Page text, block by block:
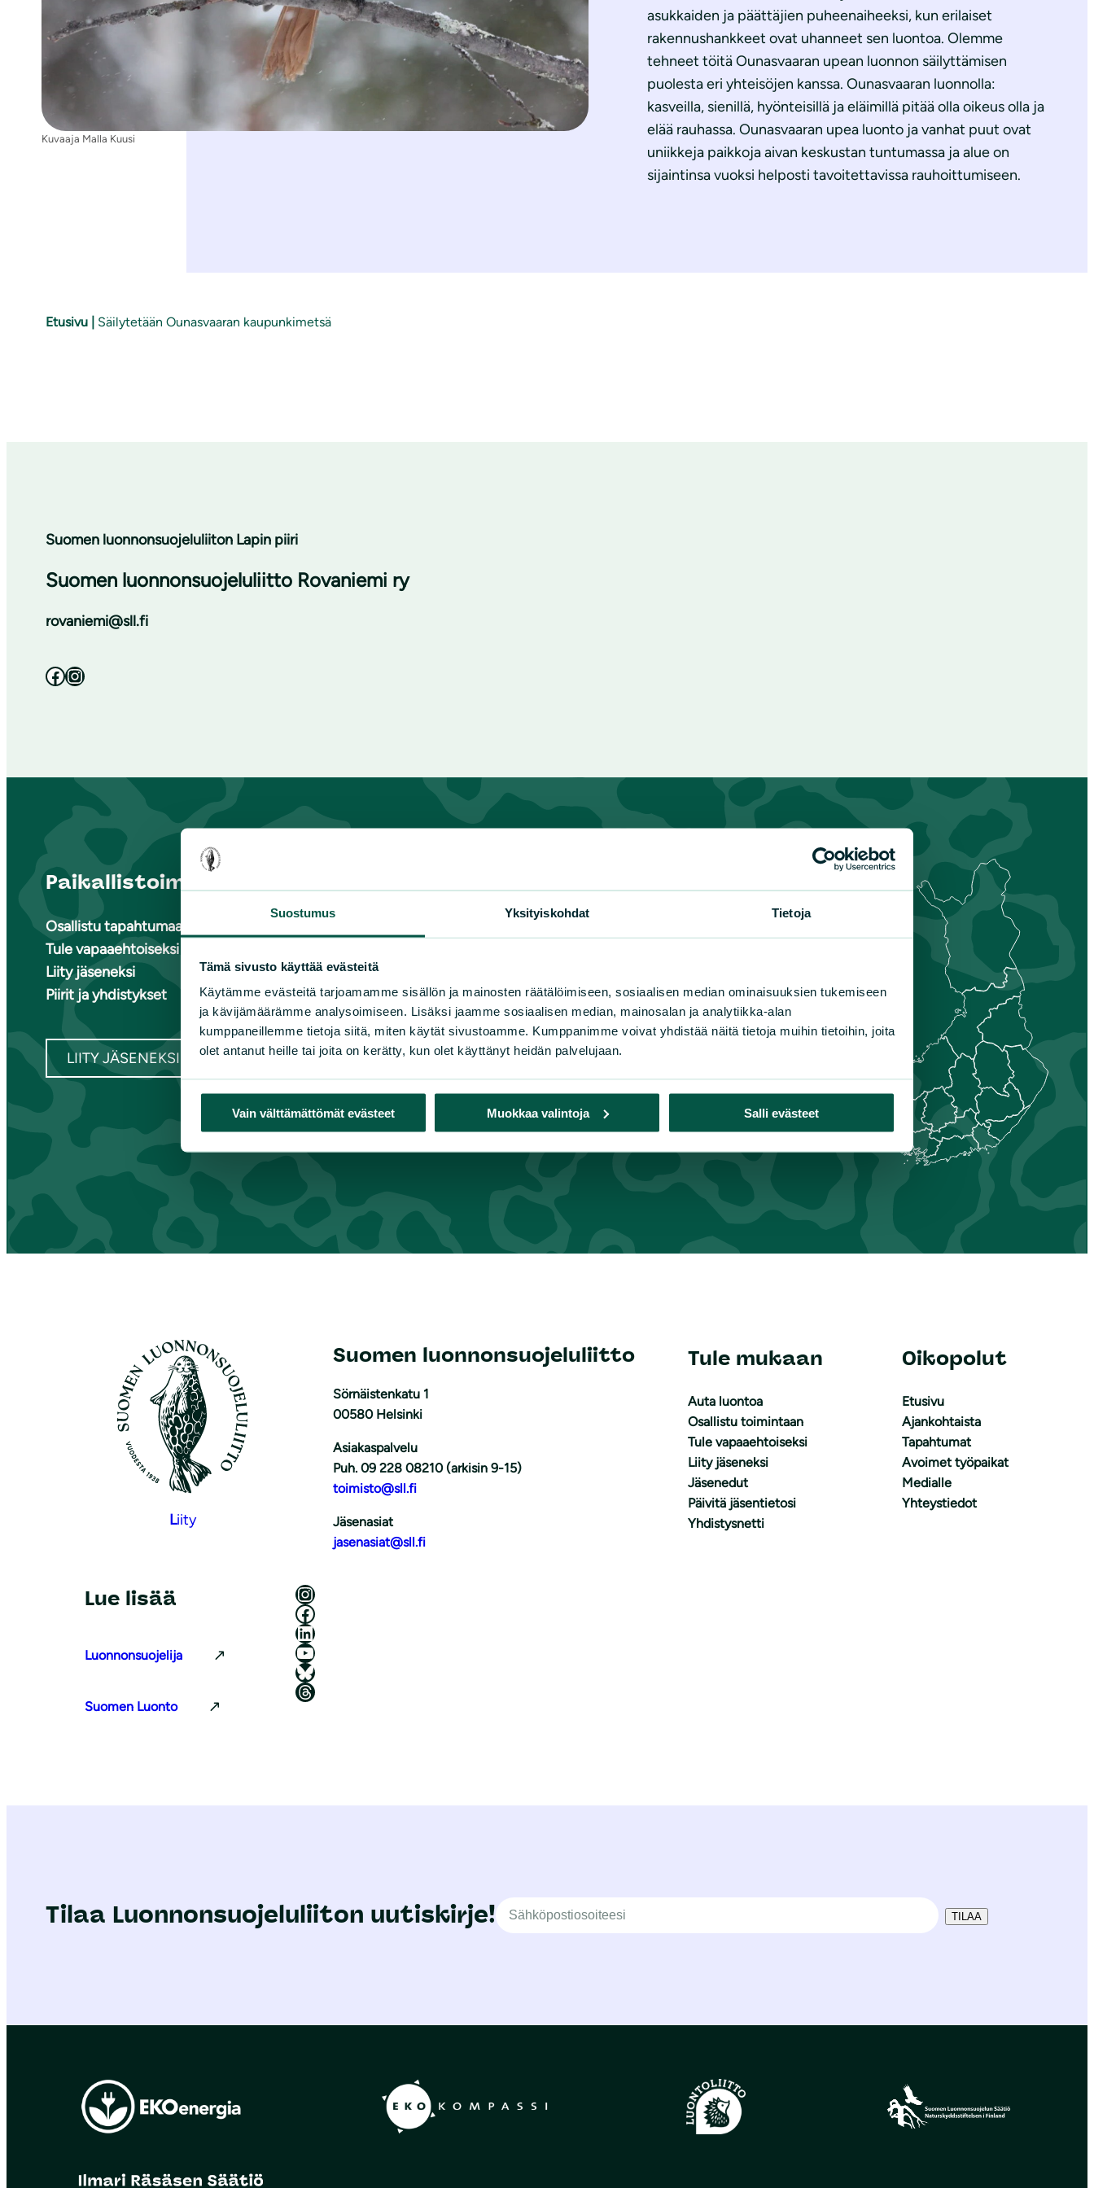
Suostumus Yksityiskohdat Tietoja
Tämä sivusto käyttää evästeitä
Käytämme evästeitä tarjoamamme sisällön ja mainosten räätälöimiseen, sosiaalisen median ominaisuuksien tukemiseen
ja kävijämäärämme analysoimiseen. Lisäksi jaamme sosiaalisen median, mainosalan ja analytiikka-alan
kumppaneillemme tietoja siitä, miten käytät sivustoamme. Kumppanimme voivat yhdistää näitä tietoja muihin tietoihin, joita
olet antanut heille tai joita on kerätty, kun olet käyttänyt heidän palvelujaan.
Vain välttämättömät evästeet Muokkaa valintoja Salli evästeet
Kuvaaja Malla Kuusi
asukkaiden ja päättäjien puheenaiheeksi, kun erilaiset
rakennushankkeet ovat uhanneet sen luontoa. Olemme
tehneet töitä Ounasvaaran upean luonnon säilyttämisen
puolesta eri yhteisöjen kanssa. Ounasvaaran luonnolla:
kasveilla, sienillä, hyönteisillä ja eläimillä pitää olla oikeus olla ja
elää rauhassa. Ounasvaaran upea luonto ja vanhat puut ovat
uniikkeja paikkoja aivan keskustan tuntumassa ja alue on
sijaintinsa vuoksi helposti tavoitettavissa rauhoittumiseen.
Etusivu Säilytetään Ounasvaaran kaupunkimetsä
Suomen luonnonsuojeluliiton Lapin piiri
Suomen luonnonsuojeluliitto Rovaniemi ry
rovaniemi@sll.fi
Facebook Instagram
Paikallistoiminta
Osallistu tapahtumaan
Tule vapaaehtoiseksi
Liity jäseneksi
Piirit ja yhdistykset
LIITY JÄSENEKSI
Etelä-Savo
Kainuu
Keski-Suomi
Kymenlaakso
Pohjanmaa
Pohjois-Karjala
Satakunta
Uusimaa
Varsinais-Suomi
Liity
Suomen luonnonsuojeluliitto
Sörnäistenkatu 1
00580 Helsinki
Asiakaspalvelu
Puh. 09 228 08210 (arkisin 9-15)
toimisto@sll.fi
Jäsenasiat
jasenasiat@sll.fi
Tule mukaan
Auta luontoa
Osallistu toimintaan
Tule vapaaehtoiseksi
Liity jäseneksi
Jäsenedut
Päivitä jäsentietosi
Yhdistysnetti
Oikopolut
Etusivu
Ajankohtaista
Tapahtumat
Avoimet työpaikat
Medialle
Yhteystiedot
Lue lisää
Luonnonsuojelija
Suomen Luonto
Luonnonsuojeluliitto Instagramissa
Luonnonsuojeluliitto Facebookissa
Luonnonsuojeluliitto LinkedInissä
Luonnonsuojeluliiton YouTube-kanava
Luonnonsuojeluliitto Blueskyssa
Luonnonsuojeluliitto Threadsissa
Tilaa Luonnonsuojeluliiton uutiskirje! TILAA